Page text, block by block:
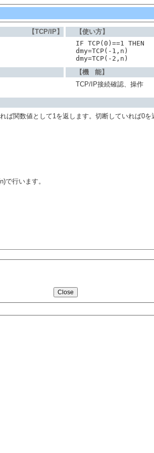
【TCP/IP】 【使い方】
IF TCP(0)==1 THEN
dmy=TCP(-1,n)
dmy=TCP(-2,n)
【機 能】
TCP/IP接続確認、操作
関数値として1を返します。切断していれば0
で行います。